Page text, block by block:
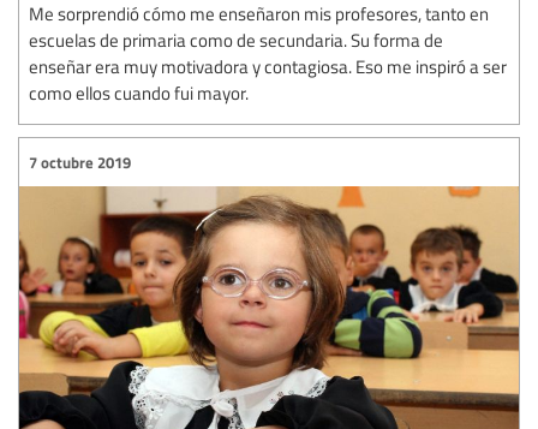
Me sorprendió cómo me enseñaron mis profesores, tanto en
escuelas de primaria como de secundaria. Su forma de
enseñar era muy motivadora y contagiosa. Eso me inspiró a ser
como ellos cuando fui mayor.
7 octubre 2019